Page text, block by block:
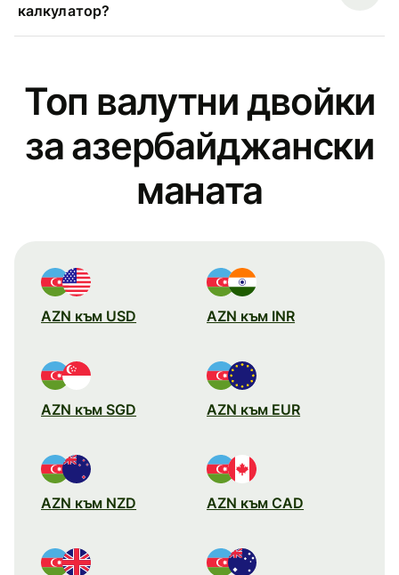
калкулатор?
Топ валутни двойки
за азербайджански
маната
AZN към USD AZN към INR
AZN към SGD AZN към EUR
AZN към NZD AZN към CAD